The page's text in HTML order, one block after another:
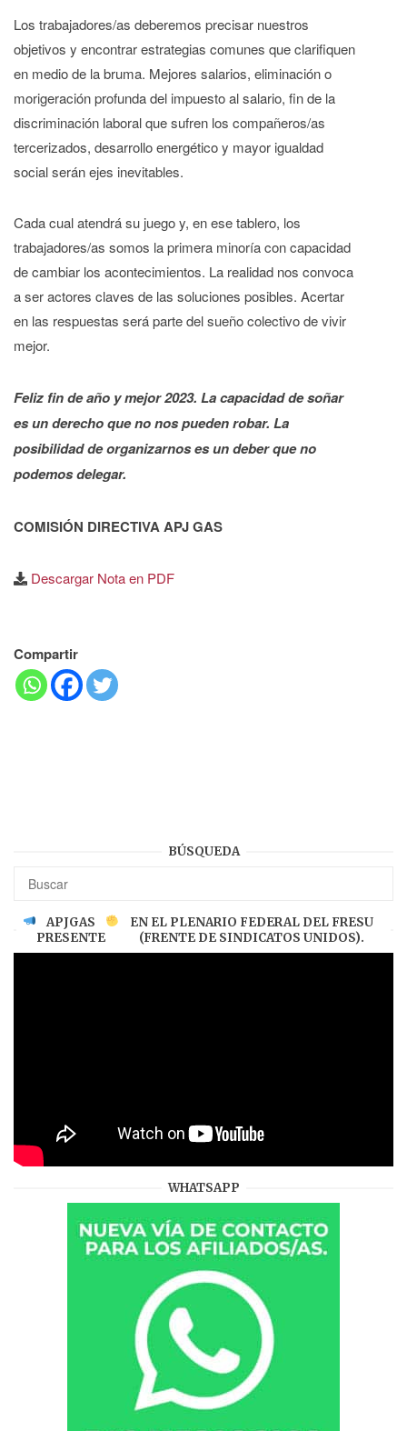
Los trabajadores/as deberemos precisar nuestros
objetivos y encontrar estrategias comunes que clarifiquen
en medio de la bruma. Mejores salarios, eliminación o
morigeración profunda del impuesto al salario, fin de la
discriminación laboral que sufren los compañeros/as
tercerizados, desarrollo energético y mayor igualdad
social serán ejes inevitables.
Cada cual atendrá su juego y, en ese tablero, los
trabajadores/as somos la primera minoría con capacidad
de cambiar los acontecimientos. La realidad nos convoca
a ser actores claves de las soluciones posibles. Acertar
en las respuestas será parte del sueño colectivo de vivir
mejor.
Feliz fin de año y mejor 2023. La capacidad de soñar
es un derecho que no nos pueden robar. La
posibilidad de organizarnos es un deber que no
podemos delegar.
COMISIÓN DIRECTIVA APJ GAS
Descargar Nota en PDF
Compartir
BÚSQUEDA
APJGAS
PRESENTE
EN EL PLENARIO FEDERAL DEL FRESU
(FRENTE DE SINDICATOS UNIDOS).
WHATSAPP